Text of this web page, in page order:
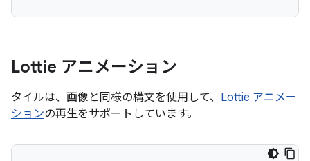
Lottie アニメーション
タイルは、画像と同様の構文を使用して、 Lottie アニメー
ションの再生をサポートしています。